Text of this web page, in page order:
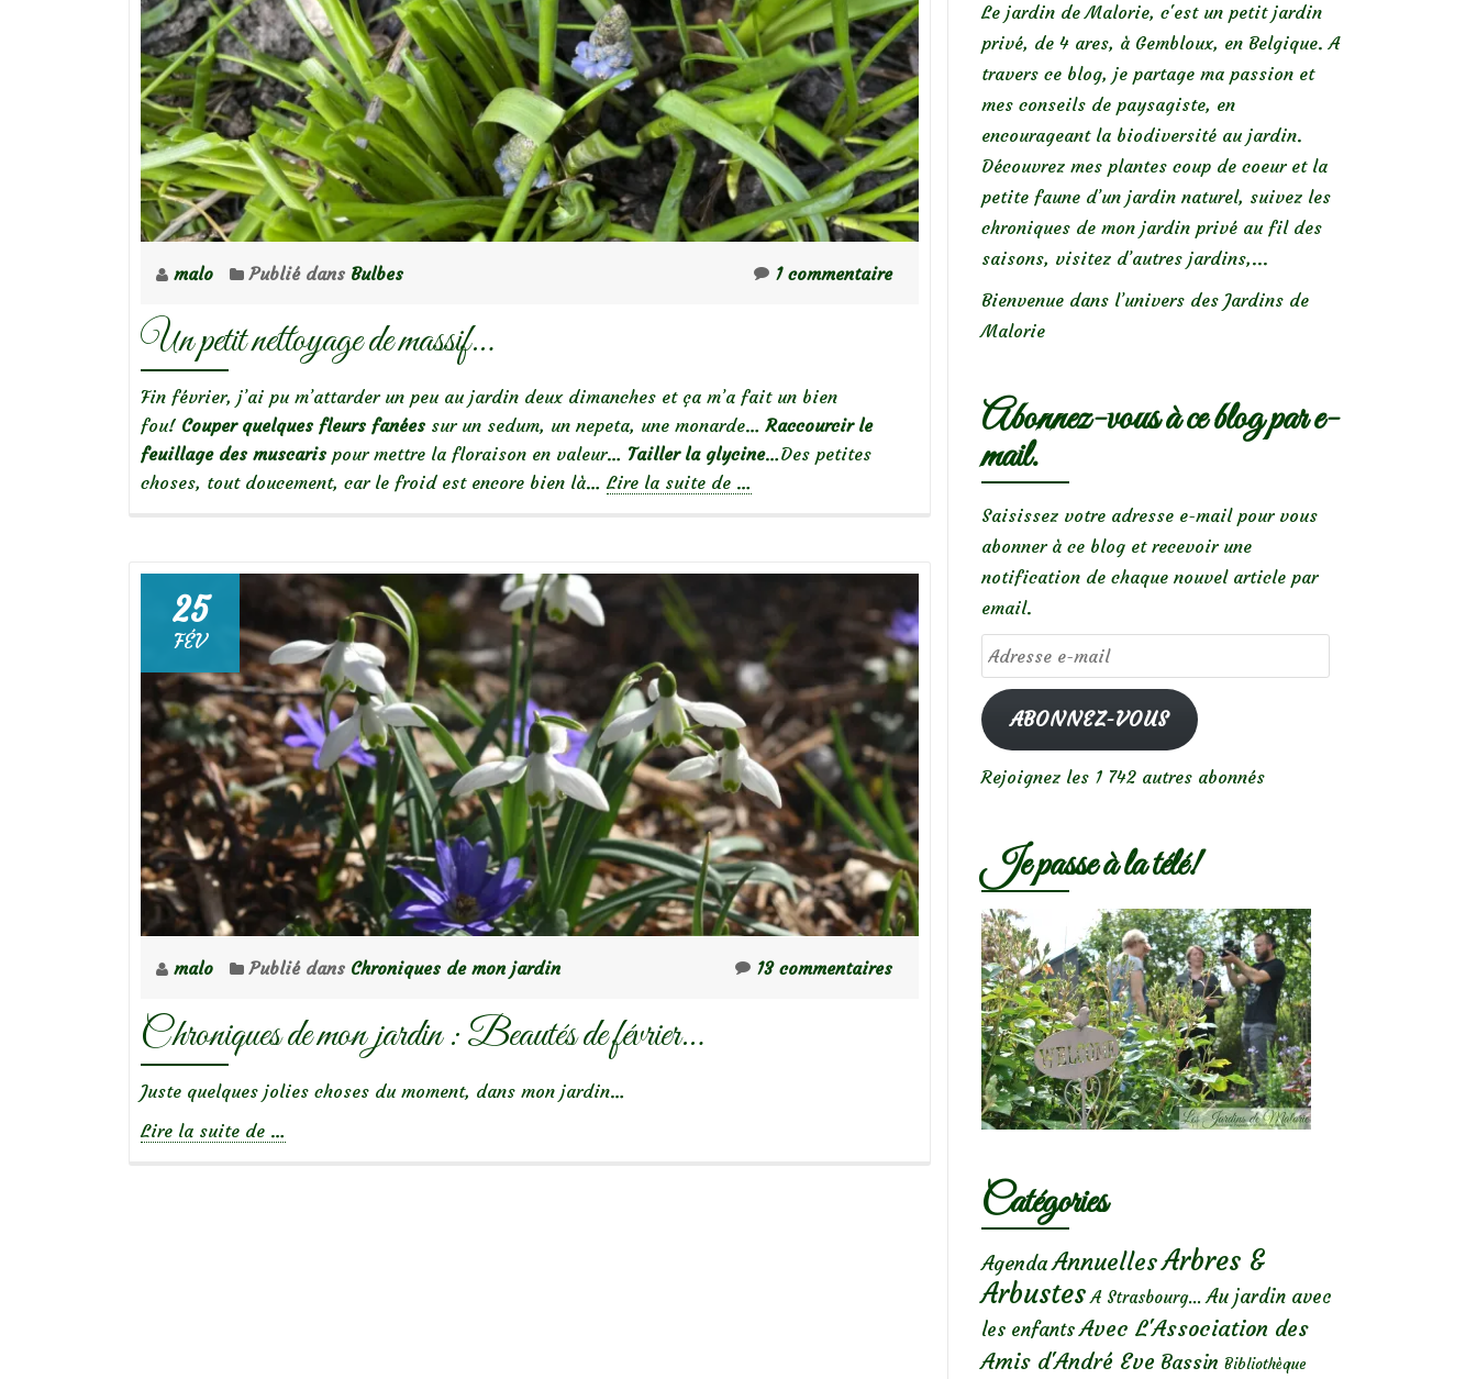
malo Publié dans Bulbes 1 commentaire
Un petit nettoyage de massif…
Fin février, j’ai pu m’attarder un peu au jardin deux dimanches et ça m’a fait un bien
fou! Couper quelques fleurs fanées sur un sedum, un nepeta, une monarde…Raccourcir le
feuillage des muscaris pour mettre la floraison en valeur… Tailler la glycine…Des petites
choses, tout doucement, car le froid est encore bien là… Lire la suite de
massif…
…
25
FÉV
malo Publié dans Chroniques de mon jardin 13 commentaires
Chroniques de mon jardin : Beautés de février…
Juste quelques jolies choses du moment, dans mon jardin…
Lire la suite de …
Le jardin de Malorie, c'est un petit jardin
privé, de 4 ares, à Gembloux, en Belgique. A
travers ce blog, je partage ma passion et
mes conseils de paysagiste, en
encourageant la biodiversité au jardin.
Découvrez mes plantes coup de coeur et la
petite faune d’un jardin naturel, suivez les
chroniques de mon jardin privé au fil des
saisons, visitez d’autres jardins,...
Bienvenue dans l’univers des Jardins de
Malorie
Abonnez-vous à ce blog par e-
mail.
Saisissez votre adresse e-mail pour vous
abonner à ce blog et recevoir une
notification de chaque nouvel article par
email.
Adresse
e-
mailABONNEZ-VOUS
Rejoignez les 1 742 autres abonnés
Je passe à la télé!
Catégories
Agenda AnnuellesArbres &
Arbustes A Strasbourg... Au jardin avec
les enfants Avec L'Association des
Amis d'André Eve Bassin Bibliothèque